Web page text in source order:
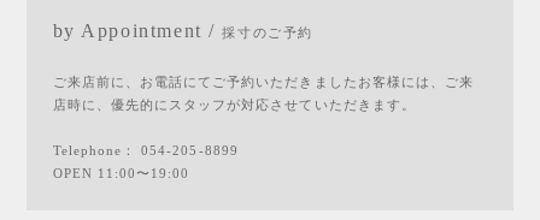
by Appointment /採寸のご予約
ご来店前に、お電話にてご予約いただきましたお客様には、ご来
店時に、優先的にスタッフが対応させていただきます。
Telephone：054-205-8899
OPEN 11:00〜19:00